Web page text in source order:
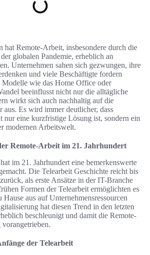
hat Remote-Arbeit, insbesondere durch die
globalen Pandemie, erheblich an
Unternehmen sahen sich gezwungen, ihre
und viele Beschäftigte fordern
wie das Home Office oder
beeinflusst nicht nur die alltägliche
wirkt sich auch nachhaltig auf die
aus. Es wird immer deutlicher, dass
nur eine kurzfristige Lösung ist, sondern ein
modernen Arbeitswelt.
Remote-Arbeit im 21. Jahrhundert
im 21. Jahrhundert eine bemerkenswerte
Die Telearbeit Geschichte reicht bis
als erste Ansätze in der IT-Branche
Formen der Telearbeit ermöglichten es
aus auf Unternehmensressourcen
hat diesen Trend in den letzten
beschleunigt und damit die Remote-
der Telearbeit